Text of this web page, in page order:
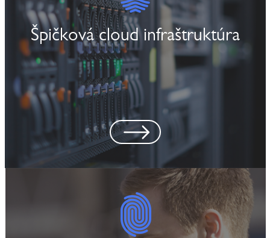
Špičková cloud infraštruktúra